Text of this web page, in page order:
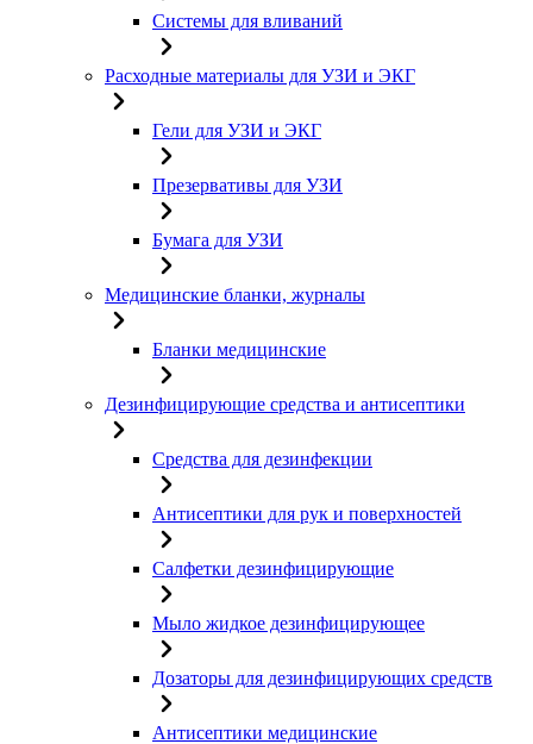
Системы для вливаний
Расходные материалы для УЗИ и ЭКГ
Гели для УЗИ и ЭКГ
Презервативы для УЗИ
Бумага для УЗИ
Медицинские бланки, журналы
Бланки медицинские
Дезинфицирующие средства и антисептики
Средства для дезинфекции
Антисептики для рук и поверхностей
Салфетки дезинфицирующие
Мыло жидкое дезинфицирующее
Дозаторы для дезинфицирующих средств
Антисептики медицинские